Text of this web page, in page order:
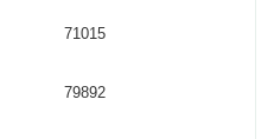
71015
79892